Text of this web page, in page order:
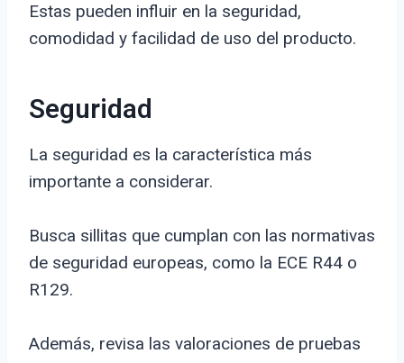
Estas pueden influir en la seguridad,
comodidad y facilidad de uso del producto.
Seguridad
La seguridad es la característica más
importante a considerar.
Busca sillitas que cumplan con las normativas
de seguridad europeas, como la ECE R44 o
R129.
Además, revisa las valoraciones de pruebas